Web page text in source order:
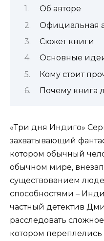
Об авторе
Официальная
Сюжет книги
Основные
Кому стоит
Почему книга
«Три дня Индиго»
захватывающий
котором обычный
обычном мире,
существованием
способностями –
частный детектив
расследовать
котором